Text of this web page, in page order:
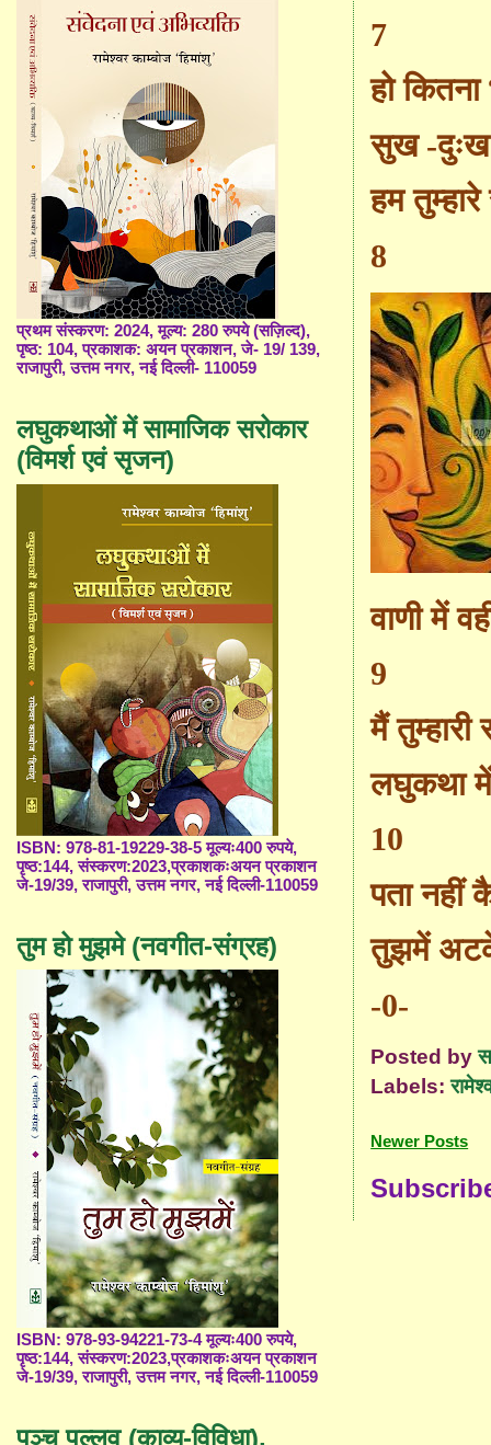
7
हो
सुख -दुःख
हम
8
वाणी में
9
मैं
लघुकथा में
10
पता नहीं
तुझमें
-0-
Posted by
Labels:
Newer Posts
प्रथम संस्करण: 2024, मूल्य: 280 रुपये (सज़िल्द),
पृष्ठ: 104, प्रकाशक: अयन प्रकाशन, जे- 19/ 139,
राजापुरी, उत्तम नगर, नई दिल्ली- 110059
लघुकथाओं में सामाजिक सरोकार
(विमर्श एवं सृजन)
ISBN: 978-81-19229-38-5 मूल्यः400 रुपये,
पृष्ठ:144, संस्करण:2023,प्रकाशकःअयन प्रकाशन
जे-19/39, राजापुरी, उत्तम नगर, नई दिल्ली-110059
तुम हो मुझमे (नवगीत-संग्रह)
ISBN: 978-93-94221-73-4 मूल्यः400 रुपये,
पृष्ठ:144, संस्करण:2023,प्रकाशकःअयन प्रकाशन
जे-19/39, राजापुरी, उत्तम नगर, नई दिल्ली-110059
पञ्च पल्लव (काव्य-विविधा),